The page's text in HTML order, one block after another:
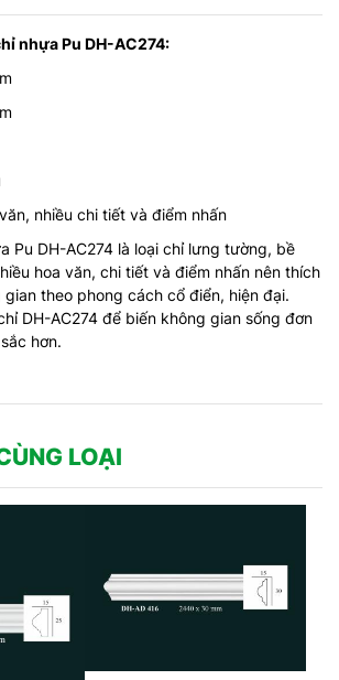
nhựa Pu DH-AC274:
nhiều chi tiết và điểm nhấn
Pu DH-AC274 là loại chỉ lưng tường, bề
hoa văn, chi tiết và điểm nhấn nên thích
theo phong cách cổ điển, hiện đại.
DH-AC274 để biến không gian sống đơn
hơn.
LOẠI